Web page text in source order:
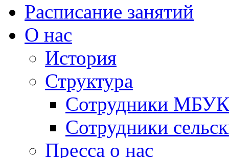
Расписание занятий
О нас
История
Структура
Сотрудники
Сотрудники
Пресса о нас